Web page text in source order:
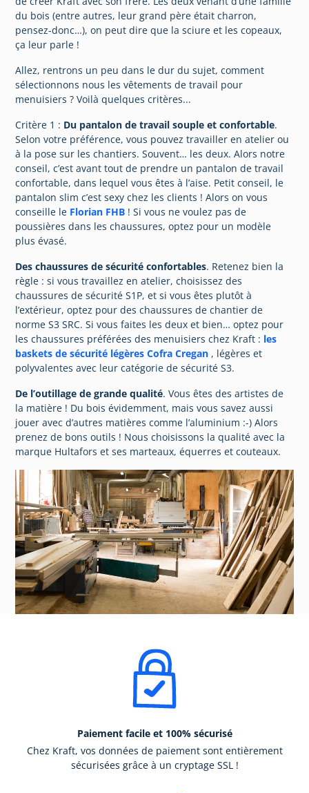
du bois (entre autres, leur grand père était charron,
pensez-donc…), on peut dire que la sciure et les copeaux,
ça leur parle !
Allez, rentrons un peu dans le dur du sujet, comment
sélectionnons nous les vêtements de travail pour
menuisiers ? Voilà quelques critères...
Critère 1 : Du pantalon de travail souple et confortable.
Selon votre préférence, vous pouvez travailler en atelier ou
à la pose sur les chantiers. Souvent… les deux. Alors notre
conseil, c’est avant tout de prendre un pantalon de travail
confortable, dans lequel vous êtes à l’aise. Petit conseil, le
pantalon slim c’est sexy chez les clients ! Alors on vous
conseille le Florian FHB ! Si vous ne voulez pas de
poussières dans les chaussures, optez pour un modèle
plus évasé.
Des chaussures de sécurité confortables. Retenez bien la
règle : si vous travaillez en atelier, choisissez des
chaussures de sécurité S1P, et si vous êtes plutôt à
l’extérieur, optez pour des chaussures de chantier de
norme S3 SRC. Si vous faites les deux et bien… optez pour
les chaussures préférées des menuisiers chez Kraft : les
baskets de sécurité légères Cofra Cregan , légères et
polyvalentes avec leur catégorie de sécurité S3.
De l’outillage de grande qualité. Vous êtes des artistes de
la matière ! Du bois évidemment, mais vous savez aussi
jouer avec d’autres matières comme l’aluminium :-) Alors
prenez de bons outils ! Nous choisissons la qualité avec la
marque Hultafors et ses marteaux, équerres et couteaux.
Paiement facile et 100% sécurisé
Chez Kraft, vos données de paiement sont entièrement
sécurisées grâce à un cryptage SSL !